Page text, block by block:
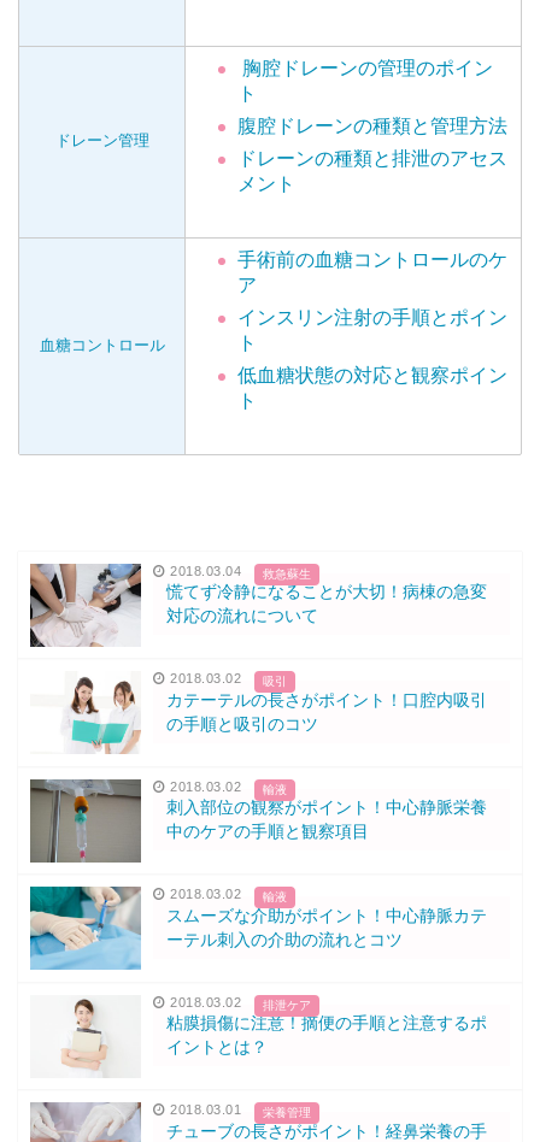
ドレーン管理
胸腔ドレーンの管理のポイン
ト
腹腔ドレーンの種類と管理方法
ドレーンの種類と排泄のアセス
メント
血糖コントロール
手術前の血糖コントロールのケ
ア
インスリン注射の手順とポイン
ト
低血糖状態の対応と観察ポイン
ト
2018.03.04 救急蘇生
慌てず冷静になることが大切！病棟の急変
対応の流れについて
2018.03.02 吸引
カテーテルの長さがポイント！口腔内吸引
の手順と吸引のコツ
2018.03.02 輸液
刺入部位の観察がポイント！中心静脈栄養
中のケアの手順と観察項目
2018.03.02 輸液
スムーズな介助がポイント！中心静脈カテ
ーテル刺入の介助の流れとコツ
2018.03.02 排泄ケア
粘膜損傷に注意！摘便の手順と注意するポ
イントとは？
2018.03.01 栄養管理
チューブの長さがポイント！経鼻栄養の手